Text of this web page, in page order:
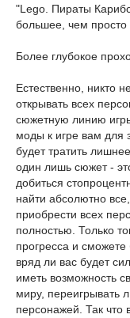
"Lego. Пираты
большее, чем просто
Более глубокое
Естественно, никто
открывать всех
сюжетную линию
моды к игре вам для
будет тратить
один лишь сюжет -
добиться
найти абсолютно
приобрести всех
полностью. Только
прогресса и
вряд ли вас будет
иметь возможность
миру, переигрывать
персонажей. Так что